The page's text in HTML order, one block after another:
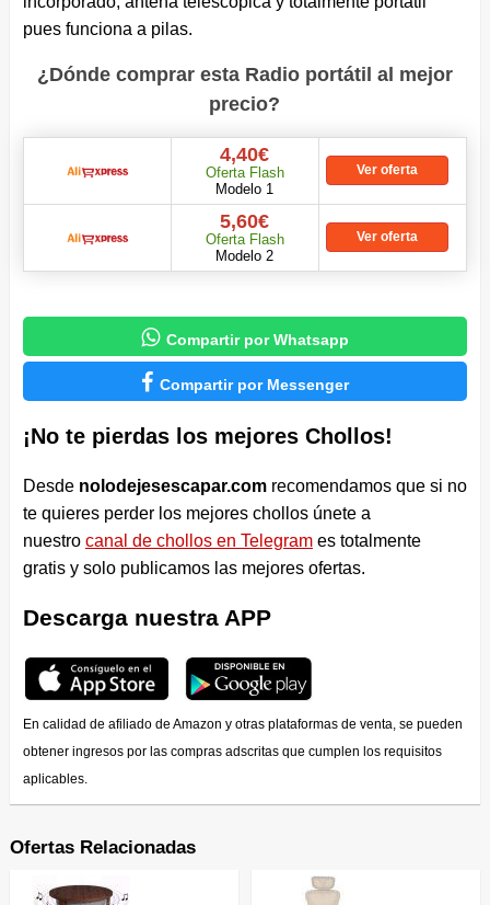
pues funciona a pilas.
¿Dónde comprar esta Radio portátil al mejor
precio?
4,40€
Oferta Flash
Modelo 1
Ver oferta
5,60€
Oferta Flash
Modelo 2
Ver oferta
 Compartir por Whatsapp
 Compartir por Messenger
¡No te pierdas los mejores Chollos!
Desde nolodejesescapar.comrecomendamos que si no
te quieres perder los mejores chollos únete a
nuestro canal de chollos en Telegrames totalmente
gratis y solo publicamos las mejores ofertas.
Descarga nuestra APP
En calidad de afiliado de Amazon y otras plataformas de venta, se pueden
obtener ingresos por las compras adscritas que cumplen los requisitos
aplicables.
Ofertas Relacionadas